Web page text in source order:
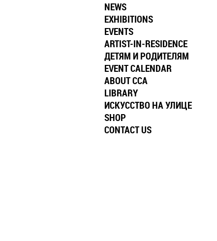
NEWS
EXHIBITIONS
EVENTS
ARTIST-IN-RESIDENCE
ДЕТЯМ И РОДИТЕЛЯМ
EVENT CALENDAR
ABOUT CCA
LIBRARY
ИСКУССТВО НА УЛИЦЕ
SHOP
CONTACT US